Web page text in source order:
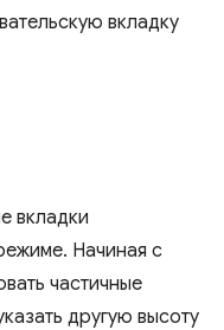
вкладку
вкладки
Начиная с
частичные
другую высоту